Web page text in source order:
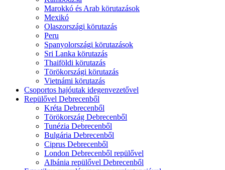
Marokkó és Arab körutazások
Mexikó
Olaszországi körutazás
Peru
Spanyolországi körutazások
Sri Lanka körutazás
Thaiföldi körutazás
Törökországi körutazás
Vietnámi körutazás
Csoportos hajóutak idegenvezetővel
Repülővel Debrecenből
Kréta Debrecenből
Törökország Debrecenből
Tunézia Debrecenből
Bulgária Debrecenből
Ciprus Debrecenből
London Debrecenből repülővel
Albánia repülővel Debrecenből